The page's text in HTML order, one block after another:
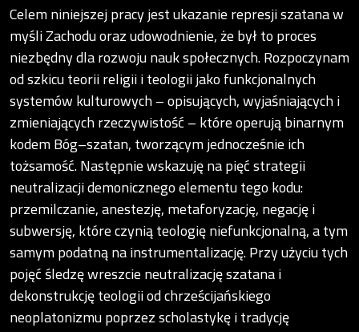
Celem niniejszej pracy jest ukazanie represji szatana w
myśli Zachodu oraz udowodnienie, że był to proces
niezbędny dla rozwoju nauk społecznych. Rozpoczynam
od szkicu teorii religii i teologii jako funkcjonalnych
systemów kulturowych – opisujących, wyjaśniających i
zmieniających rzeczywistość – które operują binarnym
kodem Bóg–szatan, tworzącym jednocześnie ich
tożsamość. Następnie wskazuję na pięć strategii
neutralizacji demonicznego elementu tego kodu:
przemilczanie, anestezję, metaforyzację, negację i
subwersję, które czynią teologię niefunkcjonalną, a tym
samym podatną na instrumentalizację. Przy użyciu tych
pojęć śledzę wreszcie neutralizację szatana i
dekonstrukcję teologii od chrześcijańskiego
neoplatonizmu poprzez scholastykę i tradycję